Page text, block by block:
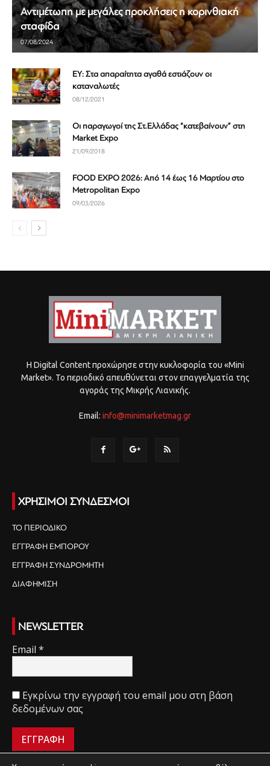
Αντιμέτωπη με μεγάλες προκλήσεις η κορινθιακή
σταφίδα
07/08/2024
ΕΥ: Στα απαραίτητα αγαθά εστιάζουν οι
καταναλωτές
08/12/2021
Οι παραγωγοί της Στ.Ελλάδας “κατεβαίνουν” στη
Market Expo
21/09/2018
FOOD EXPO 2026: Από 14 έως 16 Μαρτίου στο
Metropolitan Expo
09/03/2026
Η Digital Content προχώρησε στην κυκλοφορία του «Mini
Market». Το περιοδικό απευθύνεται στον επαγγελματία της
αγοράς της Μικρής Λιανικής.
Email: info@minimarketmag.gr
ΧΡΗΣΙΜΟΙ ΣΥΝΔΕΣΜΟΙ
ΤΟ ΠΕΡΙΟΔΙΚΟ
ΕΓΓΡΑΦΗ ΕΜΠΟΡΟΥ
ΕΓΓΡΑΦΗ ΣΥΝΔΡΟΜΗΤΗ
ΔΙΑΦΗΜΙΣΗ
NEWSLETTER
Email *
Εγκρίνω την εγγραφή του email μου στη βάση
δεδομένων σας